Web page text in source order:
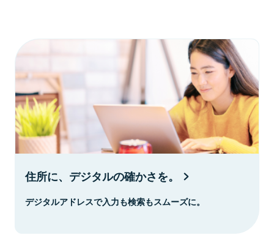
住所に、デジタルの確かさを。
デジタルアドレスで入力も検索もスムーズに。